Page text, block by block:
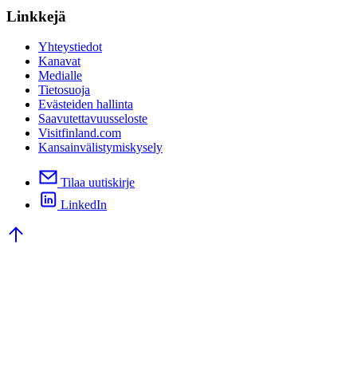
Linkkejä
Yhteystiedot
Kanavat
Medialle
Tietosuoja
Evästeiden hallinta
Saavutettavuusseloste
Visitfinland.com
Kansainvälistymiskysely
Tilaa uutiskirje
LinkedIn